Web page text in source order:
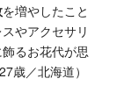
を増やしたこと
やアクセサリ
るお花代が思
歳／北海道）